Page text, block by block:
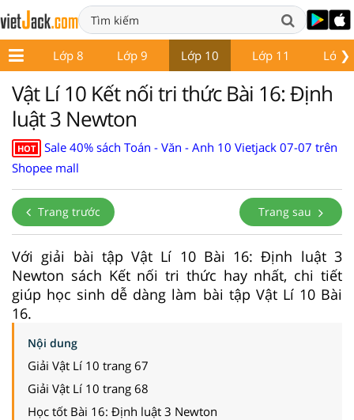
❯
7 Lớp 8 Lớp 9 Lớp 10 Lớp 11 Lớp
Vật Lí 10 Kết nối tri thức Bài 16: Định
luật 3 Newton
HOT
Sale 40% sách Toán - Văn - Anh 10 Vietjack 07-07 trên
Shopee mall
Trang trước Trang sau
Với giải bài tập Vật Lí 10 Bài 16: Định luật 3
Newton sách Kết nối tri thức hay nhất, chi tiết
giúp học sinh dễ dàng làm bài tập Vật Lí 10 Bài
16.
Nội dung
Giải Vật Lí 10 trang 67
Giải Vật Lí 10 trang 68
Học tốt Bài 16: Định luật 3 Newton